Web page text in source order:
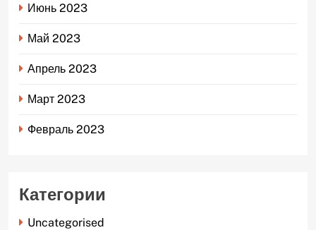
Июнь 2023
Май 2023
Апрель 2023
Март 2023
Февраль 2023
Категории
Uncategorised